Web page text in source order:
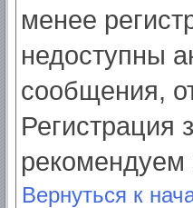
менее
недоступны
сообщения,
Регистрация
рекомендуем
Вернуться к